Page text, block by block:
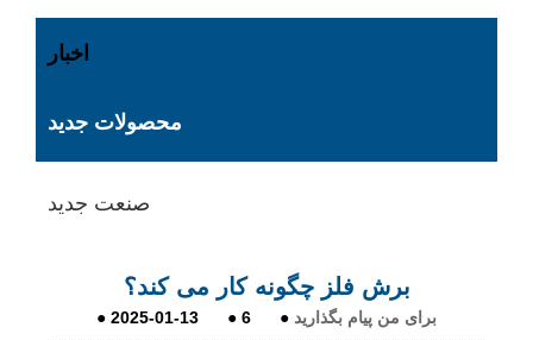
اخبار
محصولات جدید
صنعت جدید
برش فلز چگونه کار می کند؟
● 2025-01-13 ● 6 ● برای من پیام بگذارید